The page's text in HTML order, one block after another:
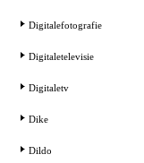
Digitalefotografie
Digitaletelevisie
Digitaletv
Dike
Dildo